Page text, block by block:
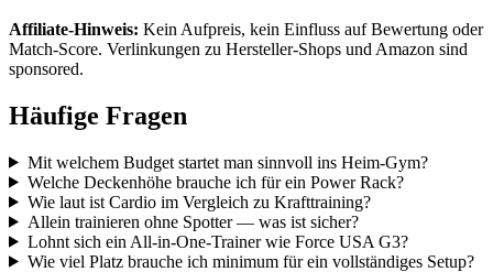
Affiliate-Hinweis: Kein Aufpreis, kein Einfluss auf Bewertung oder
Match-Score. Verlinkungen zu Hersteller-Shops und Amazon sind
sponsored.
Häufige Fragen
Mit welchem Budget startet man sinnvoll ins Heim-Gym?
Welche Deckenhöhe brauche ich für ein Power Rack?
Wie laut ist Cardio im Vergleich zu Krafttraining?
Allein trainieren ohne Spotter — was ist sicher?
Lohnt sich ein All-in-One-Trainer wie Force USA G3?
Wie viel Platz brauche ich minimum für ein vollständiges Setup?